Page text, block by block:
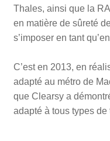
Thales, ainsi que la
en matière de sûreté
s’imposer en tant
C’est en 2013, en
adapté au métro de
que Clearsy a
adapté à tous types de